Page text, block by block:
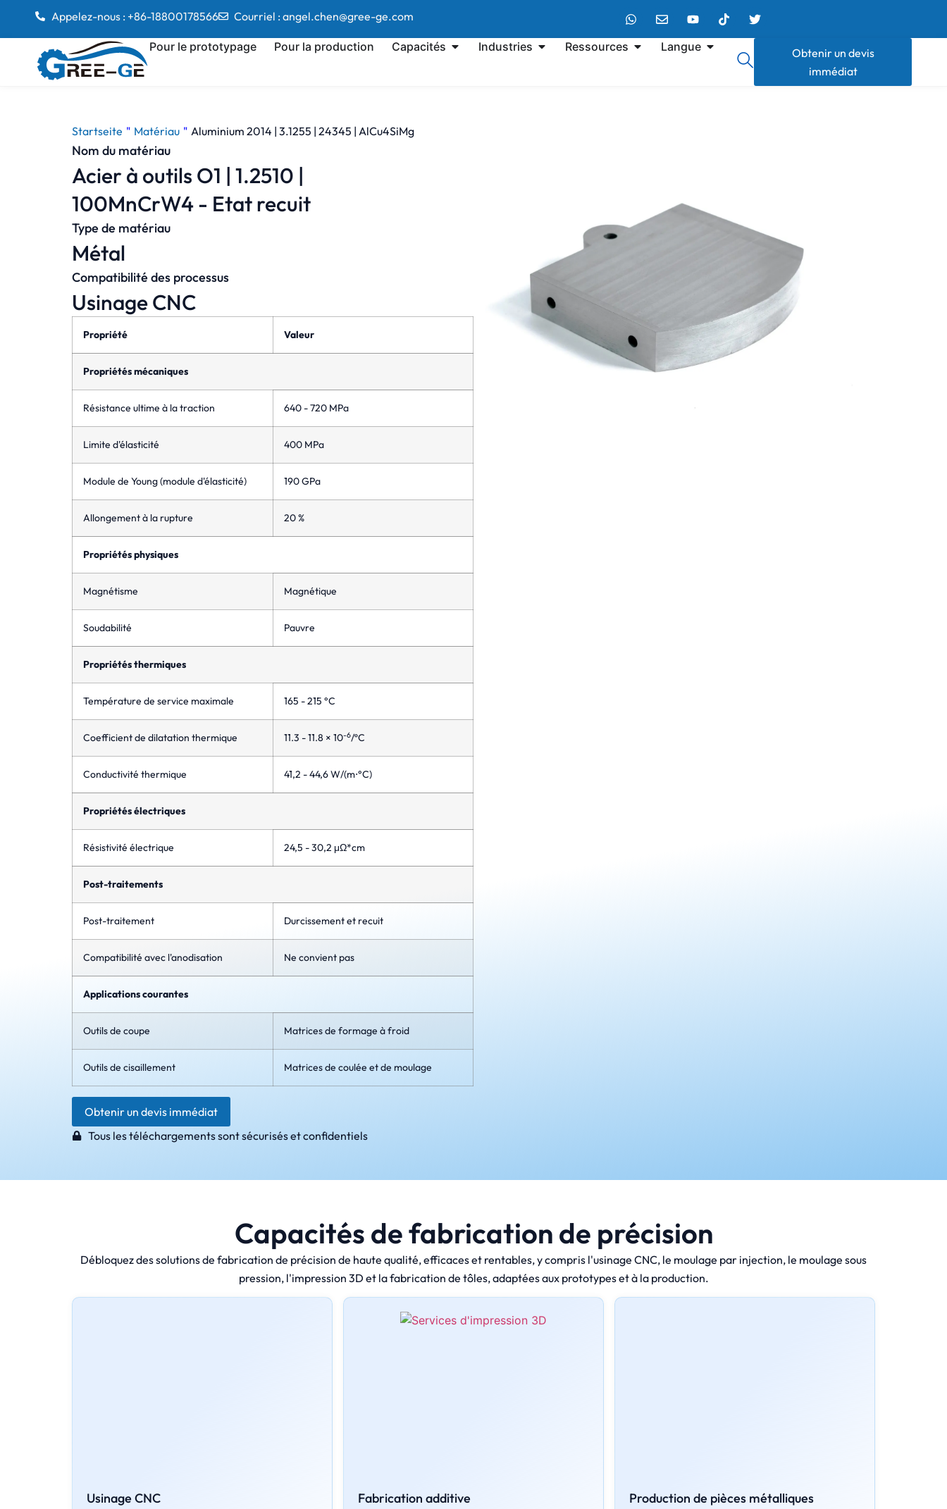
Appelez-nous : +86-18800178566 Courriel : angel.chen@gree-ge.com
Pour le prototypage Pour la production Capacités Industries Ressources Langue
Obtenir un devis
immédiat
Startseite " Matériau " Aluminium 2014 | 3.1255 | 24345 | AlCu4SiMg
Nom du matériau
Acier à outils O1 | 1.2510 |
100MnCrW4 - Etat recuit
Type de matériau
Métal
Compatibilité des processus
Usinage CNC
Propriété Valeur
Propriétés mécaniques
Résistance ultime à la traction 640 - 720 MPa
Limite d'élasticité 400 MPa
Module de Young (module d'élasticité) 190 GPa
Allongement à la rupture 20 %
Propriétés physiques
Magnétisme Magnétique
Soudabilité Pauvre
Propriétés thermiques
Température de service maximale 165 - 215 °C
Coefficient de dilatation thermique 11.3 - 11.8 × 10-6/ºC
Conductivité thermique 41,2 - 44,6 W/(m⋅°C)
Propriétés électriques
Résistivité électrique 24,5 - 30,2 μΩ*cm
Post-traitements
Post-traitement Durcissement et recuit
Compatibilité avec l'anodisation Ne convient pas
Applications courantes
Outils de coupe Matrices de formage à froid
Outils de cisaillement Matrices de coulée et de moulage
Obtenir un devis immédiat
Tous les téléchargements sont sécurisés et confidentiels
Capacités de fabrication de précision
Débloquez des solutions de fabrication de précision de haute qualité, efficaces et rentables, y compris l'usinage CNC, le moulage par injection, le moulage sous
pression, l'impression 3D et la fabrication de tôles, adaptées aux prototypes et à la production.
Usinage CNC Fabrication additive Production de pièces métalliques